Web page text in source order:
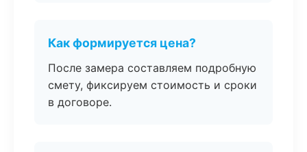
Как формируется цена?
После замера составляем подробную
смету, фиксируем стоимость и сроки
в договоре.